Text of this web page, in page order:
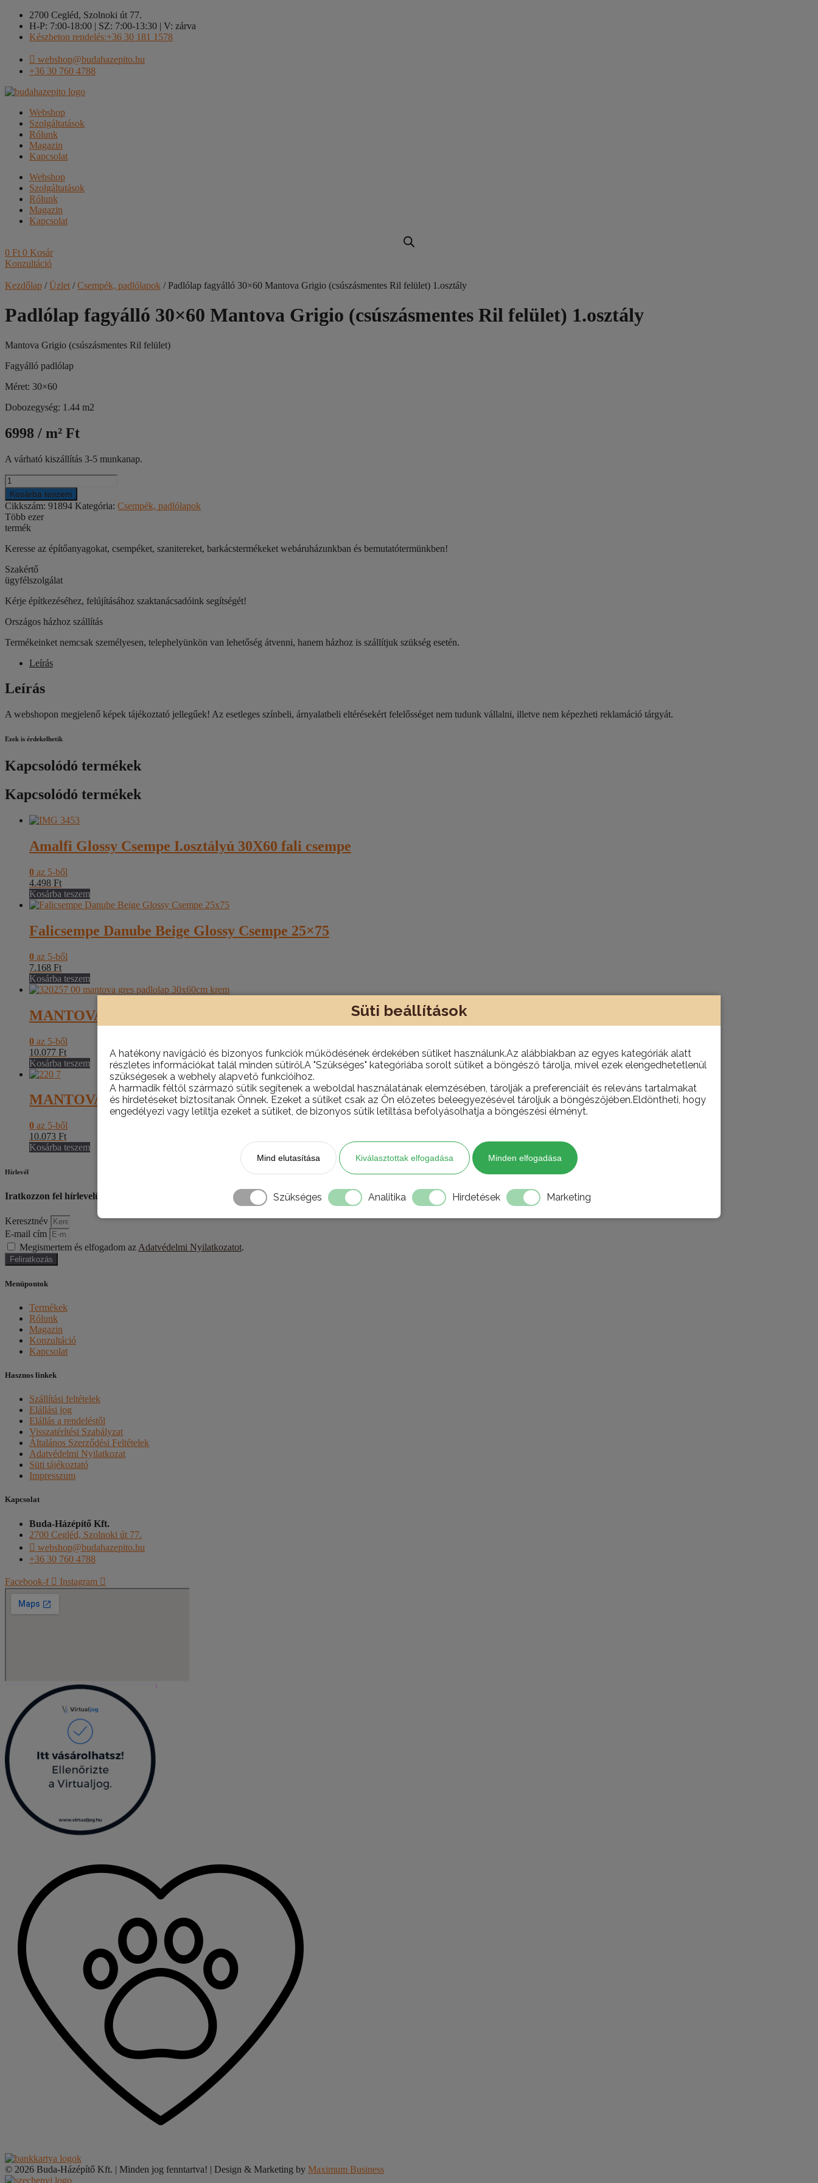
Süti beállítások
A hatékony navigáció és bizonyos funkciók működésének érdekében sütiket használunk.Az alábbiakban az egyes kategóriák alatt
részletes információkat talál minden sütiről.A "Szükséges" kategóriába sorolt sütiket a böngésző tárolja, mivel ezek elengedhetetlenül
szükségesek a webhely alapvető funkcióihoz.
A harmadik féltől származó sütik segítenek a weboldal használatának elemzésében, tárolják a preferenciáit és releváns tartalmakat
és hirdetéseket biztosítanak Önnek. Ezeket a sütiket csak az Ön előzetes beleegyezésével tároljuk a böngészőjében.Eldöntheti, hogy
engedélyezi vagy letiltja ezeket a sütiket, de bizonyos sütik letiltása befolyásolhatja a böngészési élményt.
Mind elutasítása Kiválasztottak elfogadása Minden elfogadása
Szükséges Analitika Hirdetések Marketing
Kilépés
tartalomba
2700 Cegléd, Szolnoki út 77.
H-P: 7:00-18:00 | SZ: 7:00-13:30 | V: zárva
Készbeton rendelés:+36 30 181 1578
webshop@budahazepito.hu
+36 30 760 4788
Webshop
Szolgáltatások
Rólunk
Magazin
Kapcsolat
Webshop
Szolgáltatások
Rólunk
Magazin
Kapcsolat
0 Ft 0 Kosár
Konzultáció
Kezdőlap /Üzlet /Csempék, padlólapok / Padlólap fagyálló 30×60 Mantova Grigio (csúszásmentes Ril felület) 1.osztály
Padlólap fagyálló 30×60 Mantova Grigio (csúszásmentes Ril felület) 1.osztály
Mantova Grigio (csúszásmentes Ril felület)
Fagyálló padlólap
Méret: 30×60
Dobozegység: 1.44 m2
6998 / m² Ft
A várható kiszállítás 3-5 munkanap.
Padlólap
fagyálló
30x60
Mantova
Grigio
(csúszásmentes
Ril
1.osztály
mennyiség
Kosárba teszem
Cikkszám: 91894 Kategória: Csempék, padlólapok
Több ezer
termék
Keresse az építőanyagokat, csempéket, szanitereket, barkácstermékeket webáruházunkban és bemutatótermünkben!
Szakértő
ügyfélszolgálat
Kérje építkezéséhez, felújításához szaktanácsadóink segítségét!
Országos házhoz szállítás
Termékeinket nemcsak személyesen, telephelyünkön van lehetőség átvenni, hanem házhoz is szállítjuk szükség esetén.
Leírás
Leírás
A webshopon megjelenő képek tájékoztató jellegűek! Az esetleges színbeli, árnyalatbeli eltérésekért felelősséget nem tudunk vállalni, illetve nem képezheti reklamáció tárgyát.
Ezek is érdekelhetik
Kapcsolódó termékek
Kapcsolódó termékek
Amalfi Glossy Csempe I.osztályú 30X60 fali csempe
0 az 5-ből
4.498 Ft
Kosárba teszem
Falicsempe Danube Beige Glossy Csempe 25×75
0 az 5-ből
7.168 Ft
Kosárba teszem
MANTOVA CREMA FIT. 30X60 FAGYÁLLÓ PADLÓLAP 1.osztály
0 az 5-ből
10.077 Ft
Kosárba teszem
MANTOVA BIANCO FIT. 30X60 FAGYÁLLÓ PADLÓLAP 1.osztály
0 az 5-ből
10.073 Ft
Kosárba teszem
Hírlevél
Iratkozzon fel hírlevelünkre, hogy első kézből értesüljön az újdonságokról, akciókról!
Keresztnév
E-mail cím
Megismertem és elfogadom az Adatvédelmi Nyilatkozatot.
Feliratkozás
Menüpontok
Termékek
Rólunk
Magazin
Konzultáció
Kapcsolat
Hasznos linkek
Szállítási feltételek
Elállási jog
Elállás a rendeléstől
Visszatérítési Szabályzat
Általános Szerződési Feltételek
Adatvédelmi Nyilatkozat
Süti tájékoztató
Impresszum
Kapcsolat
Buda-Házépítő Kft.
2700 Cegléd, Szolnoki út 77.
webshop@budahazepito.hu
+36 30 760 4788
Facebook-f Instagram
© 2026 Buda-Házépítő Kft. | Minden jog fenntartva! | Design & Marketing by Maximum Business